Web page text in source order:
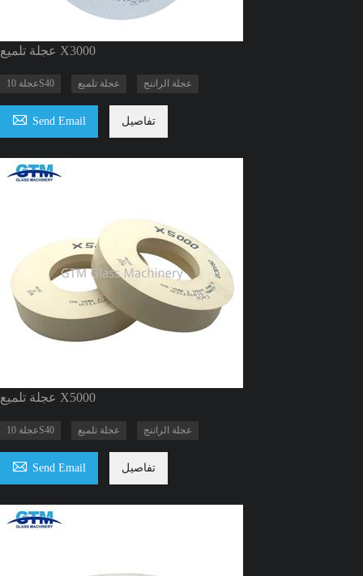
عجلة تلميع X3000
عجلة 10S40 عجلة تلميع عجلة الراتنج
 Send Email تفاصيل
عجلة تلميع X5000
عجلة 10S40 عجلة تلميع عجلة الراتنج
 Send Email تفاصيل